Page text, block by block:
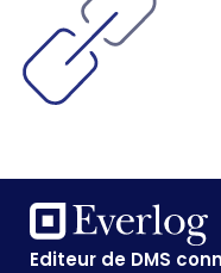
Editeur de DMS